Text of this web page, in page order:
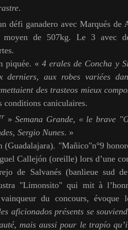
.
défi ganadero avec Marqués de
moyen de 507kg. Le 3 avec
piquée. « 4 erales de Concha y
derniers, aux robes variées
des trasteos mieux
conditions caniculaires.
»Semana Grande, « le brave
Sergio Nunes. »
(Guadalajara). "Mañico"n°9
Callejón (oreille) lors d’une
de Salvanés (banlieue sud
"Limonsito" qui mit à
du concours, évoque
aficionados présents se
mais aussi pour le trapío